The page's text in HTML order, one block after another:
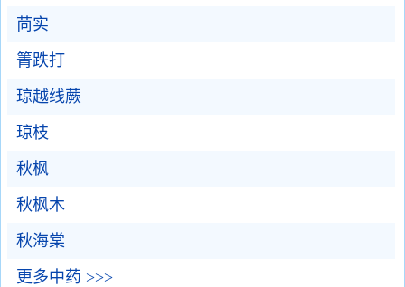
苘实
箐跌打
琼越线蕨
琼枝
秋枫
秋枫木
秋海棠
更多中药 >>>